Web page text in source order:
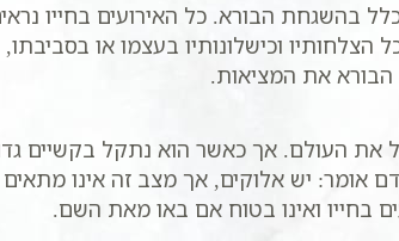
בהשגחת הבורא. כל האירועים בחייו
וכישלונותיו בעצמו או בסביבתו,
הבורא את המציאות.
העולם. אך כאשר הוא נתקל בקשיים
יש אלוקים, אך מצב זה אינו מתאים
בחייו ואינו בטוח אם באו מאת השם.